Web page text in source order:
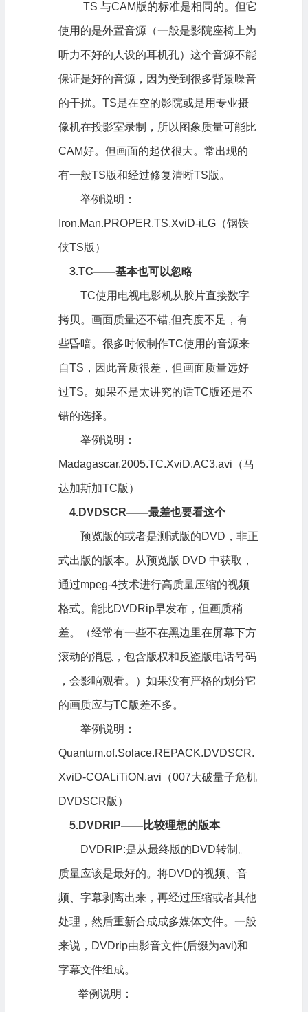
TS 与CAM版的标准是相同的。但它
使用的是外置音源（一般是影院座椅上为
听力不好的人设的耳机孔）这个音源不能
保证是好的音源，因为受到很多背景噪音
的干扰。TS是在空的影院或是用专业摄
像机在投影室录制，所以图象质量可能比
CAM好。但画面的起伏很大。常出现的
有一般TS版和经过修复清晰TS版。
举例说明：
Iron.Man.PROPER.TS.XviD-iLG（钢铁
侠TS版）
3.TC——基本也可以忽略
TC使用电视电影机从胶片直接数字
拷贝。画面质量还不错,但亮度不足，有
些昏暗。很多时候制作TC使用的音源来
自TS，因此音质很差，但画面质量远好
过TS。如果不是太讲究的话TC版还是不
错的选择。
举例说明：
Madagascar.2005.TC.XviD.AC3.avi（马
达加斯加TC版）
4.DVDSCR——最差也要看这个
预览版的或者是测试版的DVD，非正
式出版的版本。从预览版 DVD 中获取，
通过mpeg-4技术进行高质量压缩的视频
格式。能比DVDRip早发布，但画质稍
差。（经常有一些不在黑边里在屏幕下方
滚动的消息，包含版权和反盗版电话号码
，会影响观看。）如果没有严格的划分它
的画质应与TC版差不多。
举例说明：
Quantum.of.Solace.REPACK.DVDSCR.
XviD-COALiTiON.avi（007大破量子危机
DVDSCR版）
5.DVDRIP——比较理想的版本
DVDRIP:是从最终版的DVD转制。
质量应该是最好的。将DVD的视频、音
频、字幕剥离出来，再经过压缩或者其他
处理，然后重新合成成多媒体文件。一般
来说，DVDrip由影音文件(后缀为avi)和
字幕文件组成。
举例说明：